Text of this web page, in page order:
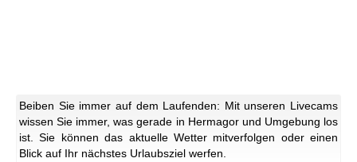
Beiben Sie immer auf dem Laufenden: Mit unseren Livecams
wissen Sie immer, was gerade in Hermagor und Umgebung los
ist. Sie können das aktuelle Wetter mitverfolgen oder einen
Blick auf Ihr nächstes Urlaubsziel werfen.